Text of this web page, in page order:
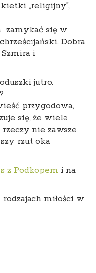
„religijny”,
zamykać się w
Dobra
i
jutro.
przygodowa,
się, że wiele
nie zawsze
rzut oka
z Podkopem i na
miłości w